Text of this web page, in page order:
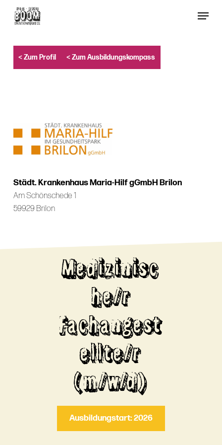
content
Menu
< Zum Profil < Zum Ausbildungskompass
Städt. Krankenhaus Maria-Hilf gGmbH Brilon
Am Schönschede 1
59929 Brilon
Medizinisc
he/r
Fachangest
ellte/r
(m/w/d)
Ausbildungstart: 2026